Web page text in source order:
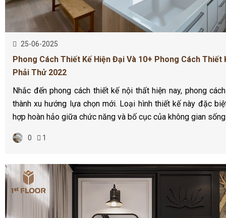
25-06-2025
Phong Cách Thiết Kế Hiện Đại Và 10+ Phong Cách Thiết
Phải Thử 2022
Nhắc đến phong cách thiết kế nội thất hiện nay, phong
thành xu hướng lựa chọn mới. Loại hình thiết kế này đặc
hợp hoàn hảo giữa chức năng và bố cục của không gian
0 1